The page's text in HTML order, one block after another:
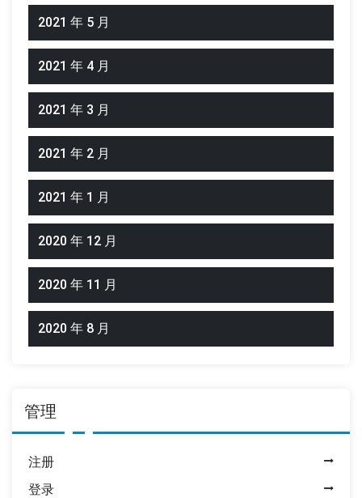
2021 年 5 月
2021 年 4 月
2021 年 3 月
2021 年 2 月
2021 年 1 月
2020 年 12 月
2020 年 11 月
2020 年 8 月
管理
注册
登录